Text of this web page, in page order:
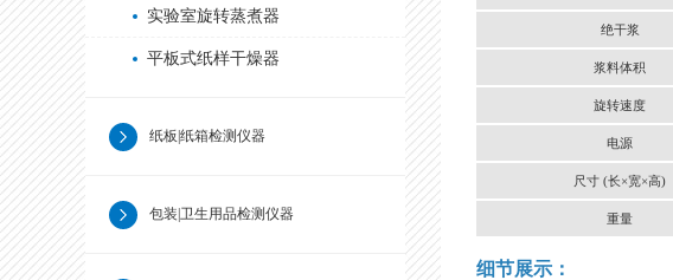
实验室旋转蒸煮器
平板式纸样干燥器
纸板|纸箱检测仪器
包装|卫生用品检测仪器
绝干浆
浆料体积
旋转速度
电源
尺寸 (长×宽×高)
重量
细节展示：